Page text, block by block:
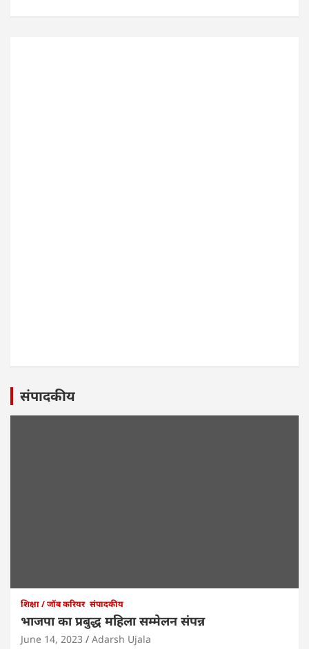
संपादकीय
शिक्षा / जॉब करियर संपादकीय
भाजपा का प्रबुद्ध महिला सम्मेलन संपन्न
June 14, 2023 Adarsh Ujala